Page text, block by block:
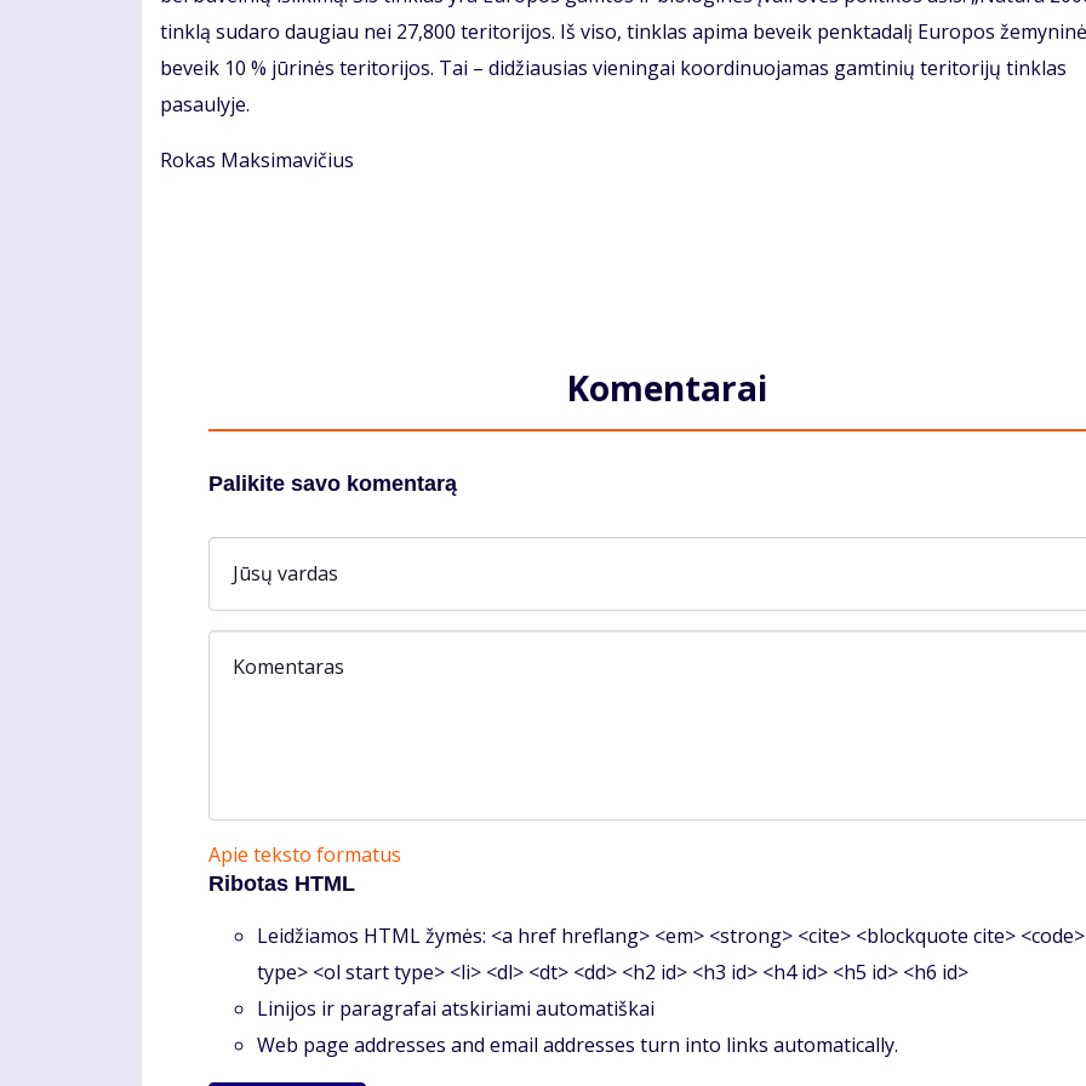
tinklą sudaro daugiau nei 27,800 teritorijos. Iš viso, tinklas apima beveik penktadalį Europos
beveik 10 % jūrinės teritorijos. Tai – didžiausias vieningai koordinuojamas gamtinių teritorijų tinklas
pasaulyje.
Rokas Maksimavičius
Komentarai
Palikite savo komentarą
Jūsų vardas
Komentaras
Apie teksto formatus
Ribotas HTML
Leidžiamos HTML žymės: <a href hreflang> <em> <strong> <cite> <blockquote cite>
type> <ol start type> <li> <dl> <dt> <dd> <h2 id> <h3 id> <h4 id> <h5 id> <h6 id>
Linijos ir paragrafai atskiriami automatiškai
Web page addresses and email addresses turn into links automatically.